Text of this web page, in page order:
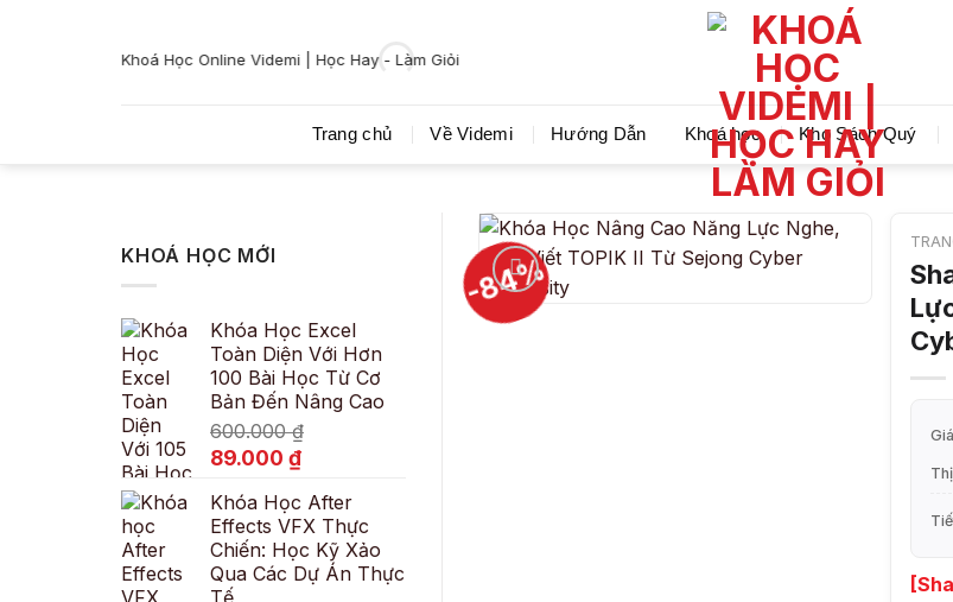
Khoá Học Online Videmi | Học Hay - Làm Giỏi Videmi giúp bạn học tiết kiệm và tiến
Trang chủ Về Videmi Hướng Dẫn Khoá học Kho Sách Quý
KHOÁ HỌC MỚI
Khóa Học Excel
Toàn Diện Với Hơn
100 Bài Học Từ Cơ
Bản Đến Nâng Cao
600.000₫
Giá
là:
600.000 ₫.
89.000 ₫Giá
tại
là:
89.000 ₫.
Khóa Học After
Effects VFX Thực
Chiến: Học Kỹ Xảo
Qua Các Dự Án Thực
Tế
-84%